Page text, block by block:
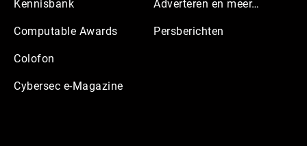
Kennisbank
Computable Awards
Colofon
Cybersec e-Magazine
Adverteren en meer…
Persberichten